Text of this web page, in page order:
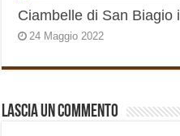
Ciambelle di San Biagio
24 Maggio 2022
Lascia un commento